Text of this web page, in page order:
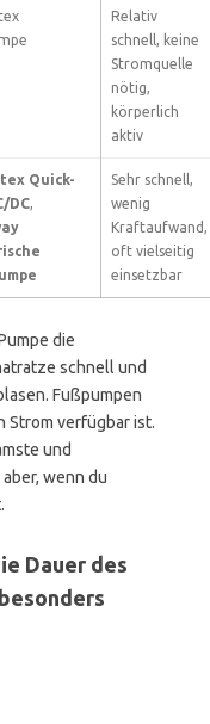
Relativ
schnell, keine
Stromquelle
nötig,
körperlich
aktiv
Quick-
DC,
Sehr schnell,
wenig
Kraftaufwand,
oft vielseitig
einsetzbar
die
schnell und
Fußpumpen
Strom verfügbar ist.
und
wenn du
Dauer des